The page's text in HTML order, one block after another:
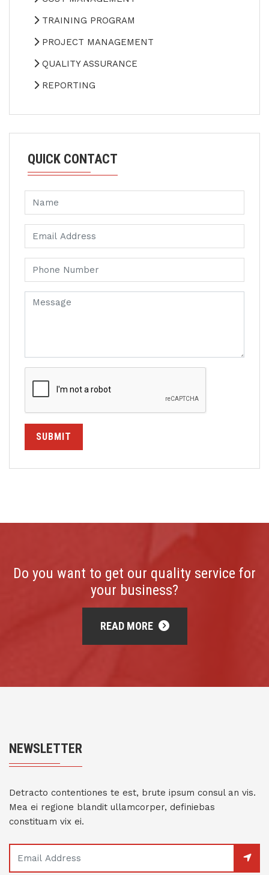
TRAINING PROGRAM
PROJECT MANAGEMENT
QUALITY ASSURANCE
REPORTING
QUICK CONTACT
SUBMIT
Do you want to get our quality service for
your business?
READ MORE
NEWSLETTER
Detracto contentiones te est, brute ipsum consul an vis.
Mea ei regione blandit ullamcorper, definiebas
constituam vix ei.